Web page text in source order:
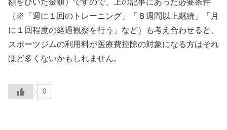
（※「週に１回のトレーニング」「８週間以上継続」「月
に１回程度の経過観察を行う」など）も考え合わせると、
スポーツジムの利用料が医療費控除の対象になる方はそれ
ほど多くないかもしれません。
0